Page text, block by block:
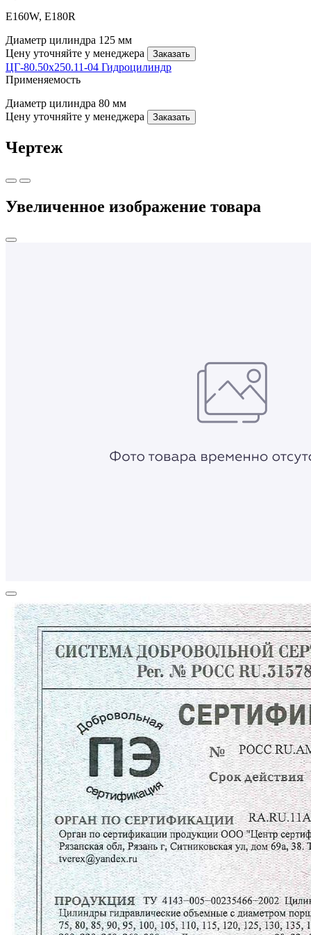
E160W, E180R
Диаметр цилиндра 125 мм
Цену уточняйте у менеджера
Заказать
ЦГ-80.50х250.11-04 Гидроцилиндр
Применяемость
Диаметр цилиндра 80 мм
Цену уточняйте у менеджера
Заказать
Чертеж
Увеличенное изображение товара